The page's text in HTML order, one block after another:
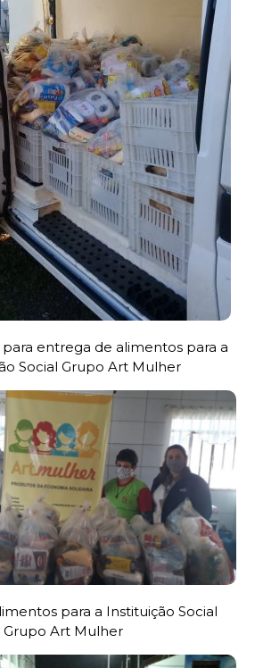
entrega de alimentos para a
Social Grupo Art Mulher
para a Instituição Social
Grupo Art Mulher